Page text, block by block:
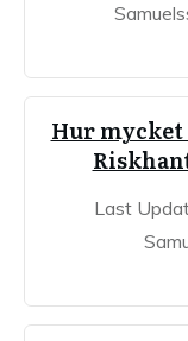
Hur mycket
Last